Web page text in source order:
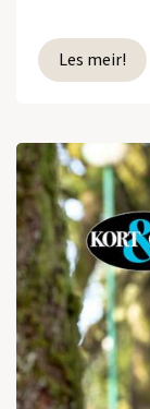
Les meir!